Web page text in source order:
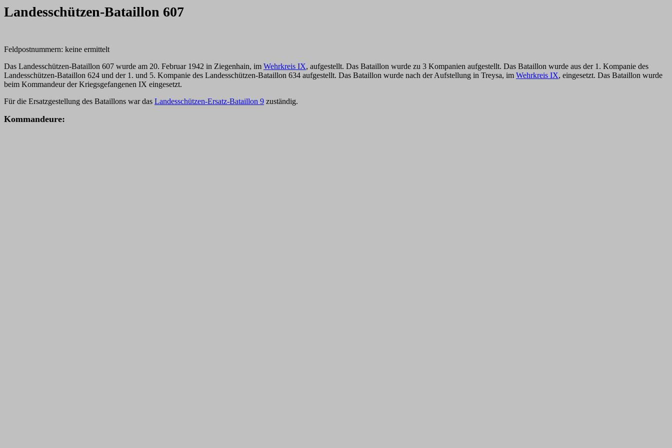
Landesschützen-Bataillon 607
Feldpostnummern: keine ermittelt
Das Landesschützen-Bataillon 607 wurde am 20. Februar 1942 in Ziegenhain, im Wehrkreis IX, aufgestellt. Das Bataillon wurde zu 3 Kompanien aufgestellt. Das Bataillon wurde aus der 1. Kompanie des
Landesschützen-Bataillon 624 und der 1. und 5. Kompanie des Landesschützen-Bataillon 634 aufgestellt. Das Bataillon wurde nach der Aufstellung in Treysa, im Wehrkreis IX, eingesetzt. Das Bataillon wurde
beim Kommandeur der Kriegsgefangenen IX eingesetzt.
Für die Ersatzgestellung des Bataillons war das Landesschützen-Ersatz-Bataillon 9 zuständig.
Kommandeure: